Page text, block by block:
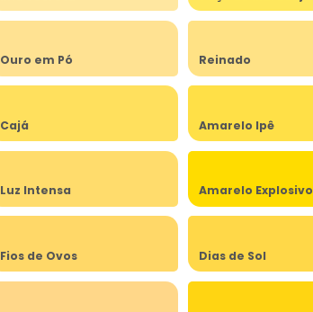
Ouro em Pó Reinado
Cajá Amarelo Ipê
Luz Intensa Amarelo Explosivo
Fios de Ovos Dias de Sol